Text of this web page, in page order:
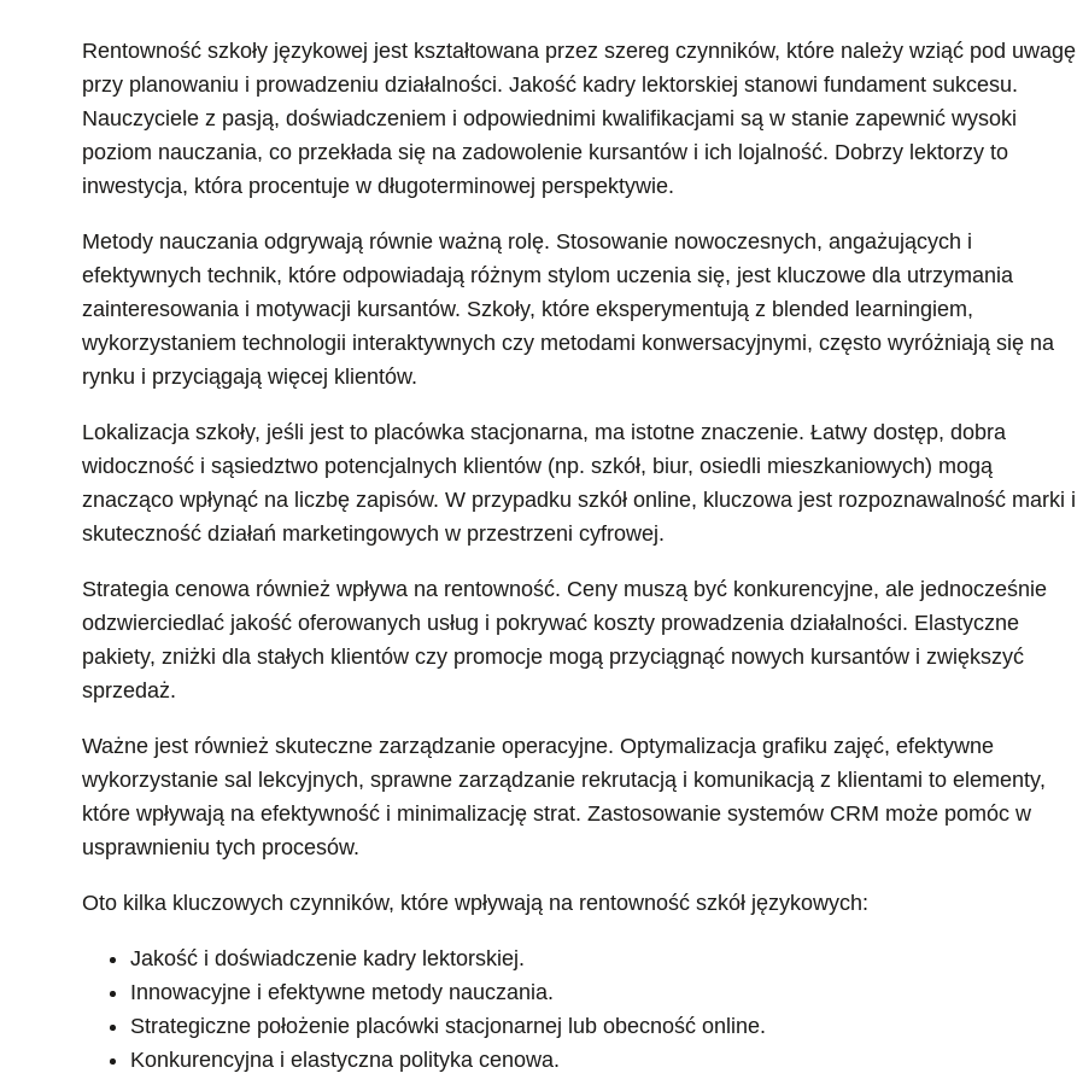
Rentowność szkoły językowej jest kształtowana przez szereg czynników, które należy wziąć pod uwagę
przy planowaniu i prowadzeniu działalności. Jakość kadry lektorskiej stanowi fundament sukcesu.
Nauczyciele z pasją, doświadczeniem i odpowiednimi kwalifikacjami są w stanie zapewnić wysoki
poziom nauczania, co przekłada się na zadowolenie kursantów i ich lojalność. Dobrzy lektorzy to
inwestycja, która procentuje w długoterminowej perspektywie.
Metody nauczania odgrywają równie ważną rolę. Stosowanie nowoczesnych, angażujących i
efektywnych technik, które odpowiadają różnym stylom uczenia się, jest kluczowe dla utrzymania
zainteresowania i motywacji kursantów. Szkoły, które eksperymentują z blended learningiem,
wykorzystaniem technologii interaktywnych czy metodami konwersacyjnymi, często wyróżniają się na
rynku i przyciągają więcej klientów.
Lokalizacja szkoły, jeśli jest to placówka stacjonarna, ma istotne znaczenie. Łatwy dostęp, dobra
widoczność i sąsiedztwo potencjalnych klientów (np. szkół, biur, osiedli mieszkaniowych) mogą
znacząco wpłynąć na liczbę zapisów. W przypadku szkół online, kluczowa jest rozpoznawalność marki i
skuteczność działań marketingowych w przestrzeni cyfrowej.
Strategia cenowa również wpływa na rentowność. Ceny muszą być konkurencyjne, ale jednocześnie
odzwierciedlać jakość oferowanych usług i pokrywać koszty prowadzenia działalności. Elastyczne
pakiety, zniżki dla stałych klientów czy promocje mogą przyciągnąć nowych kursantów i zwiększyć
sprzedaż.
Ważne jest również skuteczne zarządzanie operacyjne. Optymalizacja grafiku zajęć, efektywne
wykorzystanie sal lekcyjnych, sprawne zarządzanie rekrutacją i komunikacją z klientami to elementy,
które wpływają na efektywność i minimalizację strat. Zastosowanie systemów CRM może pomóc w
usprawnieniu tych procesów.
Oto kilka kluczowych czynników, które wpływają na rentowność szkół językowych:
Jakość i doświadczenie kadry lektorskiej.
Innowacyjne i efektywne metody nauczania.
Strategiczne położenie placówki stacjonarnej lub obecność online.
Konkurencyjna i elastyczna polityka cenowa.